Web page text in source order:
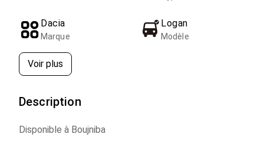
Dacia
Marque
Logan
Modèle
Voir plus
Description
Disponible à Boujniba